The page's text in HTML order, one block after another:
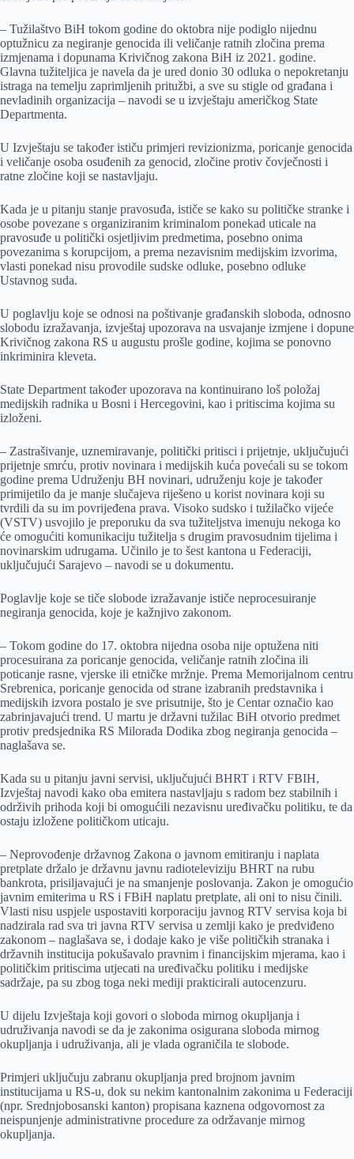
– Tužilaštvo BiH tokom godine do oktobra nije podiglo nijednu
optužnicu za negiranje genocida ili veličanje ratnih zločina prema
izmjenama i dopunama Krivičnog zakona BiH iz 2021. godine.
Glavna tužiteljica je navela da je ured donio 30 odluka o nepokretanju
istraga na temelju zaprimljenih pritužbi, a sve su stigle od građana i
nevladinih organizacija – navodi se u izvještaju američkog State
Departmenta.
U Izvještaju se također ističu primjeri revizionizma, poricanje genocida
i veličanje osoba osuđenih za genocid, zločine protiv čovječnosti i
ratne zločine koji se nastavljaju.
Kada je u pitanju stanje pravosuđa, ističe se kako su političke stranke i
osobe povezane s organiziranim kriminalom ponekad uticale na
pravosuđe u politički osjetljivim predmetima, posebno onima
povezanima s korupcijom, a prema nezavisnim medijskim izvorima,
vlasti ponekad nisu provodile sudske odluke, posebno odluke
Ustavnog suda.
U poglavlju koje se odnosi na poštivanje građanskih sloboda, odnosno
slobodu izražavanja, izvještaj upozorava na usvajanje izmjene i dopune
Krivičnog zakona RS u augustu prošle godine, kojima se ponovno
inkriminira kleveta.
State Department također upozorava na kontinuirano loš položaj
medijskih radnika u Bosni i Hercegovini, kao i pritiscima kojima su
izloženi.
– Zastrašivanje, uznemiravanje, politički pritisci i prijetnje, uključujući
prijetnje smrću, protiv novinara i medijskih kuća povećali su se tokom
godine prema Udruženju BH novinari, udruženju koje je također
primijetilo da je manje slučajeva riješeno u korist novinara koji su
tvrdili da su im povrijeđena prava. Visoko sudsko i tužilačko vijeće
(VSTV) usvojilo je preporuku da sva tužiteljstva imenuju nekoga ko
će omogućiti komunikaciju tužitelja s drugim pravosudnim tijelima i
novinarskim udrugama. Učinilo je to šest kantona u Federaciji,
uključujući Sarajevo – navodi se u dokumentu.
Poglavlje koje se tiče slobode izražavanje ističe neprocesuiranje
negiranja genocida, koje je kažnjivo zakonom.
– Tokom godine do 17. oktobra nijedna osoba nije optužena niti
procesuirana za poricanje genocida, veličanje ratnih zločina ili
poticanje rasne, vjerske ili etničke mržnje. Prema Memorijalnom centru
Srebrenica, poricanje genocida od strane izabranih predstavnika i
medijskih izvora postalo je sve prisutnije, što je Centar označio kao
zabrinjavajući trend. U martu je državni tužilac BiH otvorio predmet
protiv predsjednika RS Milorada Dodika zbog negiranja genocida –
naglašava se.
Kada su u pitanju javni servisi, uključujući BHRT i RTV FBIH,
Izvještaj navodi kako oba emitera nastavljaju s radom bez stabilnih i
održivih prihoda koji bi omogućili nezavisnu uređivačku politiku, te da
ostaju izložene političkom uticaju.
– Neprovođenje državnog Zakona o javnom emitiranju i naplata
pretplate držalo je državnu javnu radioteleviziju BHRT na rubu
bankrota, prisiljavajući je na smanjenje poslovanja. Zakon je omogućio
javnim emiterima u RS i FBiH naplatu pretplate, ali oni to nisu činili.
Vlasti nisu uspjele uspostaviti korporaciju javnog RTV servisa koja bi
nadzirala rad sva tri javna RTV servisa u zemlji kako je predviđeno
zakonom – naglašava se, i dodaje kako je više političkih stranaka i
državnih institucija pokušavalo pravnim i financijskim mjerama, kao i
političkim pritiscima utjecati na uređivačku politiku i medijske
sadržaje, pa su zbog toga neki mediji prakticirali autocenzuru.
U dijelu Izvještaja koji govori o sloboda mirnog okupljanja i
udruživanja navodi se da je zakonima osigurana sloboda mirnog
okupljanja i udruživanja, ali je vlada ograničila te slobode.
Primjeri uključuju zabranu okupljanja pred brojnom javnim
institucijama u RS-u, dok su nekim kantonalnim zakonima u Federaciji
(npr. Srednjobosanski kanton) propisana kaznena odgovornost za
neispunjenje administrativne procedure za održavanje mirnog
okupljanja.